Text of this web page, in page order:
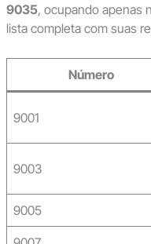
9035, ocupando apenas
lista completa com suas
Número
9001
9003
9005